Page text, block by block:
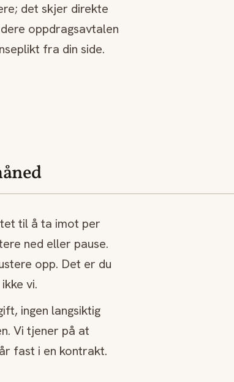
det skjer direkte
oppdragsavtalen
fra din side.
til å ta imot per
ned eller pause.
opp. Det er du
vi.
ingen langsiktig
Vi tjener på at
fast i en kontrakt.